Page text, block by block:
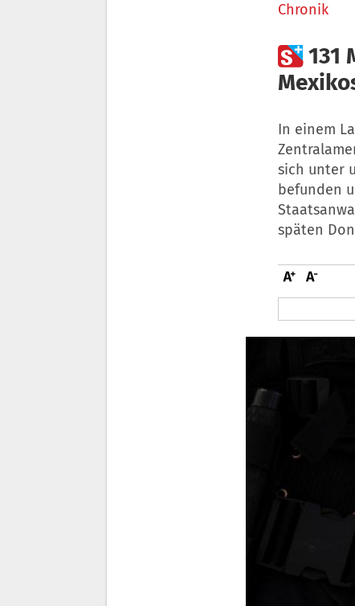
Chronik
131
In einem
sich unter
befunden
späten